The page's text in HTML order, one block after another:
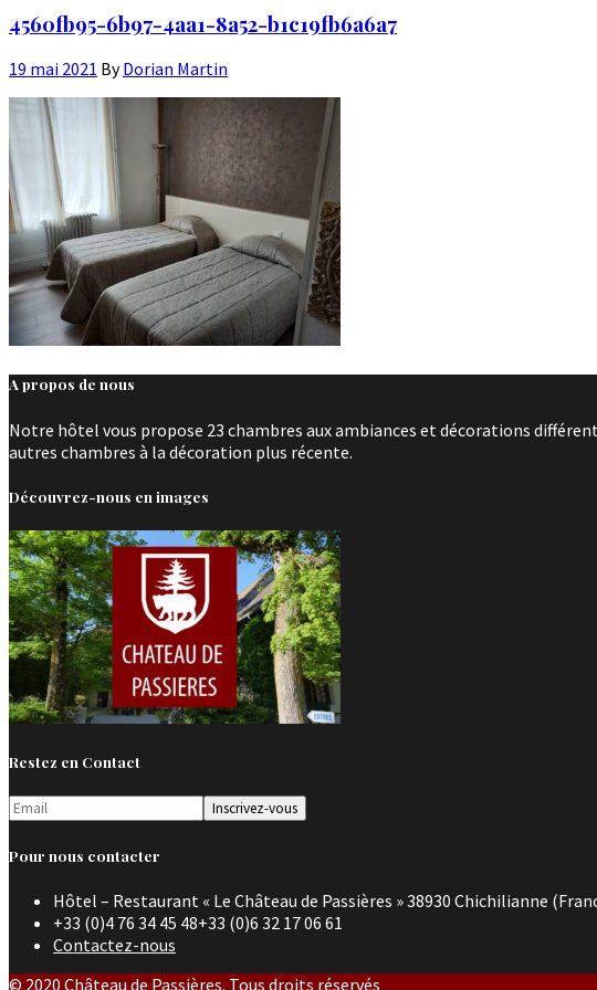
4560fb95-6b97-4aa1-8a52-b1c19fb6a6a7
19 mai 2021 ByDorian Martin
A propos de nous
Notre hôtel vous propose 23 chambres aux ambiances et décorations
autres chambres à la décoration plus récente.
Découvrez-nous en images
Restez en Contact
Pour nous contacter
Hôtel – Restaurant « Le Château de Passières » 38930 Chichilianne
+33 (0)4 76 34 45 48+33 (0)6 32 17 06 61
Contactez-nous
© 2020 Château de Passières. Tous droits réservés